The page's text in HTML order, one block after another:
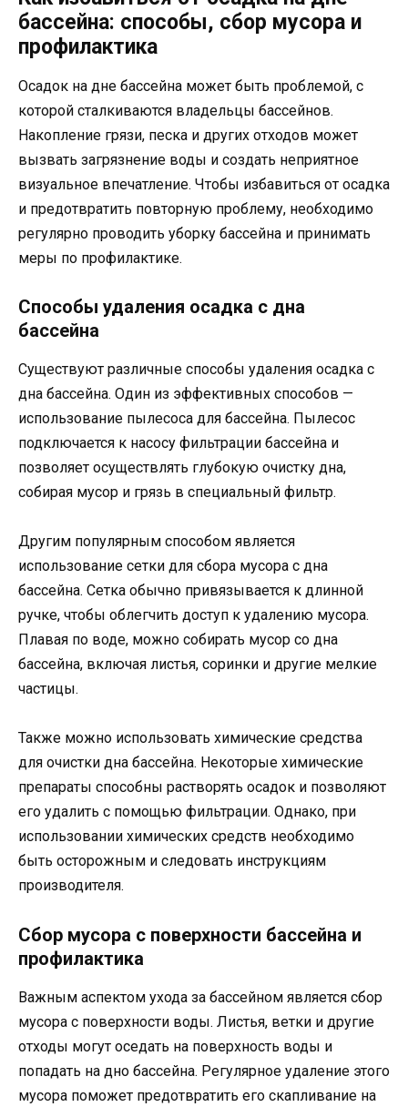
бассейна: способы, сбор мусора и
профилактика
Осадок на дне бассейна может быть проблемой, с
которой сталкиваются владельцы бассейнов.
Накопление грязи, песка и других отходов может
вызвать загрязнение воды и создать неприятное
визуальное впечатление. Чтобы избавиться от осадка
и предотвратить повторную проблему, необходимо
регулярно проводить уборку бассейна и принимать
меры по профилактике.
Способы удаления осадка с дна
бассейна
Существуют различные способы удаления осадка с
дна бассейна. Один из эффективных способов —
использование пылесоса для бассейна. Пылесос
подключается к насосу фильтрации бассейна и
позволяет осуществлять глубокую очистку дна,
собирая мусор и грязь в специальный фильтр.
Другим популярным способом является
использование сетки для сбора мусора с дна
бассейна. Сетка обычно привязывается к длинной
ручке, чтобы облегчить доступ к удалению мусора.
Плавая по воде, можно собирать мусор со дна
бассейна, включая листья, соринки и другие мелкие
частицы.
Также можно использовать химические средства
для очистки дна бассейна. Некоторые химические
препараты способны растворять осадок и позволяют
его удалить с помощью фильтрации. Однако, при
использовании химических средств необходимо
быть осторожным и следовать инструкциям
производителя.
Сбор мусора с поверхности бассейна и
профилактика
Важным аспектом ухода за бассейном является сбор
мусора с поверхности воды. Листья, ветки и другие
отходы могут оседать на поверхность воды и
попадать на дно бассейна. Регулярное удаление этого
мусора поможет предотвратить его скапливание на